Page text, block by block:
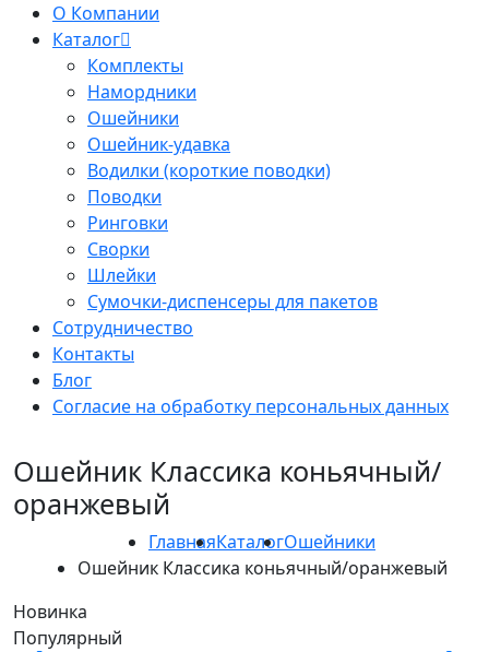
О Компании
Каталог
Комплекты
Намордники
Ошейники
Ошейник-удавка
Водилки (короткие поводки)
Поводки
Ринговки
Сворки
Шлейки
Сумочки-диспенсеры для пакетов
Сотрудничество
Контакты
Блог
Согласие на обработку персональных данных
Ошейник Классика коньячный/
оранжевый
ГлавнаяКаталогОшейники
Ошейник Классика коньячный/оранжевый
Новинка
Популярный